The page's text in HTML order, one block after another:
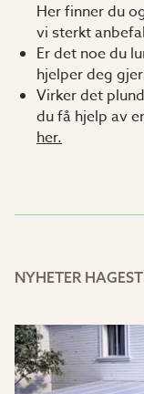
Her finner du
vi sterkt
Er det noe du
hjelper deg
Virker det
du få hjelp av
her.
NYHETER